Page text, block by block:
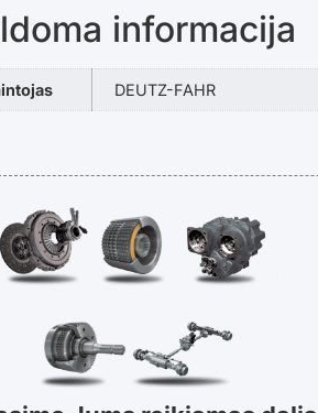
informacija
DEUTZ-FAHR